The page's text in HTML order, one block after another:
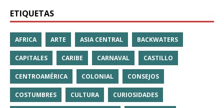
ETIQUETAS
AFRICA ARTE ASIA CENTRAL BACKWATERS
CAPITALES CARIBE CARNAVAL CASTILLO
CENTROAMÉRICA COLONIAL CONSEJOS
COSTUMBRES CULTURA CURIOSIDADES